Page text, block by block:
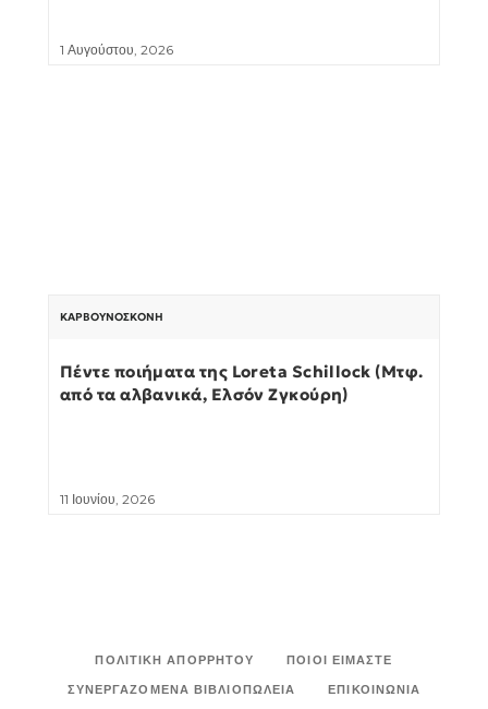
1 Αυγούστου, 2026
ΚΑΡΒΟΥΝΌΣΚΟΝΗ
Πέντε ποιήματα της Loreta Schillock (Μτφ.
από τα αλβανικά, Ελσόν Ζγκούρη)
11 Ιουνίου, 2026
ΠΟΛΙΤΙΚΉ ΑΠΟΡΡΉΤΟΥ
ΠΟΙΟΙ ΕΊΜΑΣΤΕ
ΣΥΝΕΡΓΑΖΌΜΕΝΑ ΒΙΒΛΙΟΠΩΛΕΊΑ
ΕΠΙΚΟΙΝΩΝΊΑ